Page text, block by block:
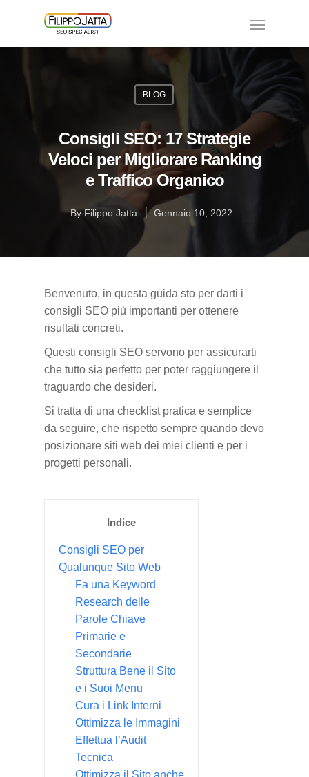
BLOG
Consigli SEO: 17 Strategie
Veloci per Migliorare Ranking
e Traffico Organico
By Filippo Jatta Gennaio 10, 2022
Benvenuto, in questa guida sto per darti i
consigli SEO più importanti per ottenere
risultati concreti.
Questi consigli SEO servono per assicurarti
che tutto sia perfetto per poter raggiungere il
traguardo che desideri.
Si tratta di una checklist pratica e semplice
da seguire, che rispetto sempre quando devo
posizionare siti web dei miei clienti e per i
progetti personali.
Indice
Consigli SEO per
Qualunque Sito Web
Fa una Keyword
Research delle
Parole Chiave
Primarie e
Secondarie
Struttura Bene il Sito
e i Suoi Menu
Cura i Link Interni
Ottimizza le Immagini
Effettua l’Audit
Tecnica